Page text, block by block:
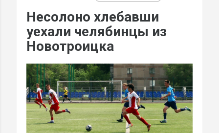
Несолоно хлебавши
уехали челябинцы из
Новотроицка